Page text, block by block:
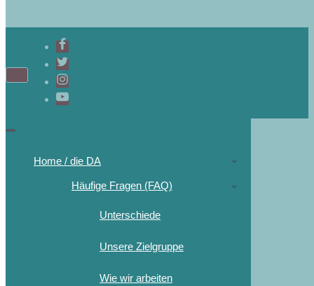
Home / die DA
Häufige Fragen (FAQ)
Unterschiede
Unsere Zielgruppe
Wie wir arbeiten